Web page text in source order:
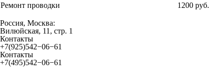
Ремонт проводки
1200 руб.
Россия, Москва:
Вилюйская, 11, стр. 1
Контакты
+7(925)542−06−61
Контакты
+7(495)542−06−61